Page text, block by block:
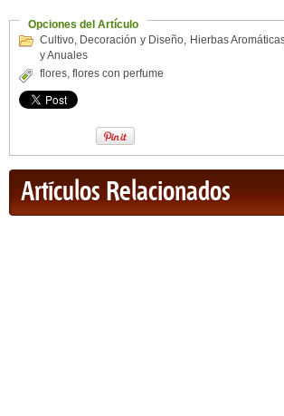
Opciones del Artículo
Cultivo, Decoración y Diseño, Hierbas
y Anuales
flores, flores con perfume
Artículos Relacionados